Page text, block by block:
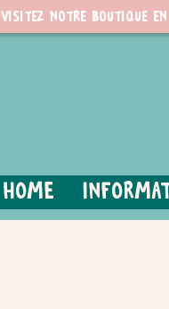
Visitez notre boutique en
Home